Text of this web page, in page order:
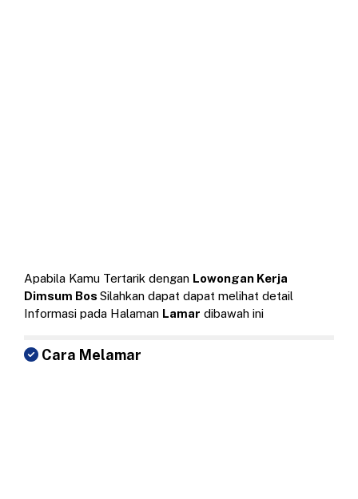
Apabila Kamu Tertarik dengan Lowongan Kerja
Dimsum BosSilahkan dapat dapat melihat detail
Informasi pada Halaman Lamar dibawah ini
Cara Melamar